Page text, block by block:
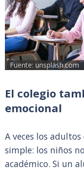
Fuente: unsplash.com
El colegio
emocional
A veces los
simple: los niños
académico. Si un